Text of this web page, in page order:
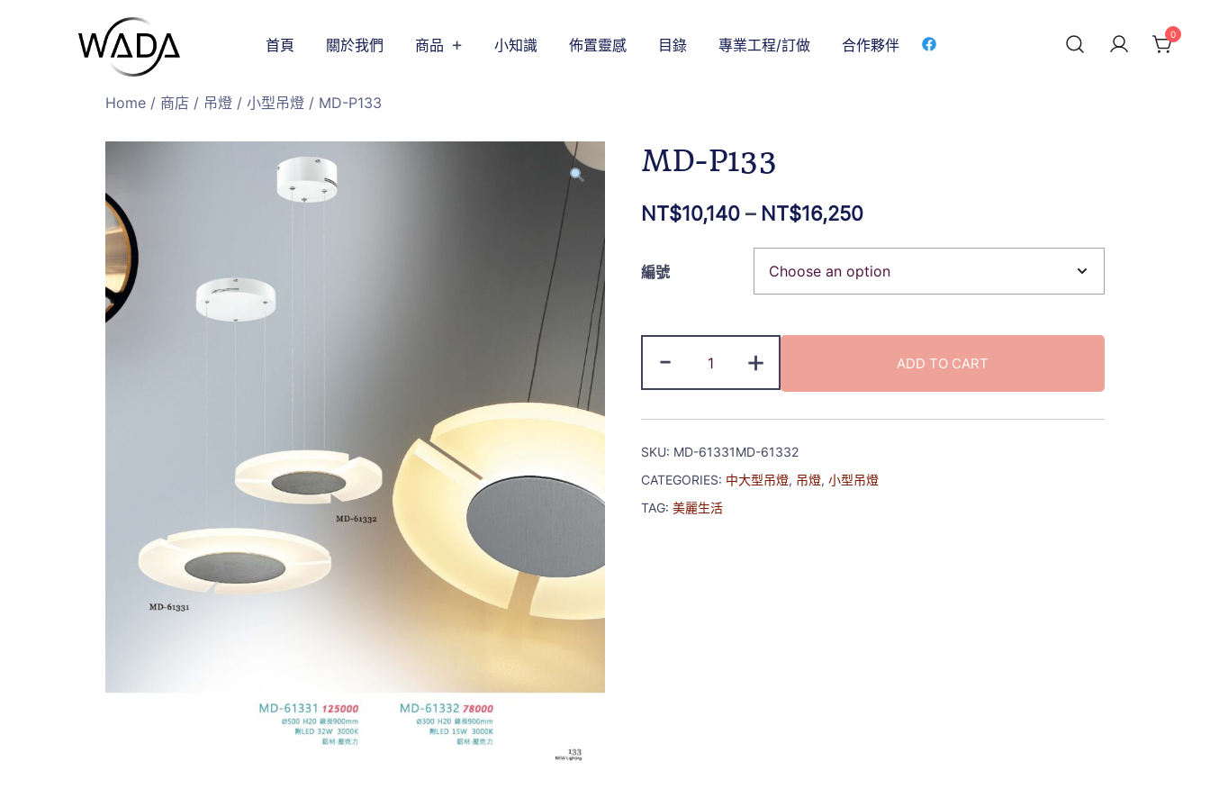
緯達燈飾
緯達燈飾企業行
首頁 關於我們 商品 小知識 佈置靈感 目錄 專業工程/訂做 合作夥伴
0
Home / 商店 / 吊燈 / 小型吊燈 / MD-P133
MD-P133
NT$10,140 – NT$16,250
編號
- + ADD TO CART
SKU: MD-61331MD-61332
CATEGORIES: 中大型吊燈, 吊燈, 小型吊燈
TAG: 美麗生活